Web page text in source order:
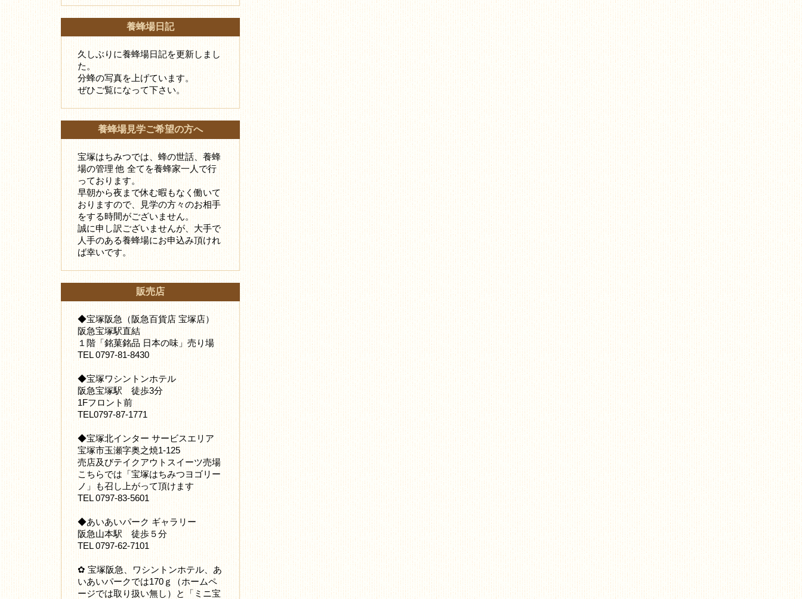
養蜂場日記
久しぶりに養蜂場日記を更新しまし
た。
分蜂の写真を上げています。
ぜひご覧になって下さい。
養蜂場見学ご希望の方へ
宝塚はちみつでは、蜂の世話、養蜂
場の管理 他 全てを養蜂家一人で行
っております。
早朝から夜まで休む暇もなく働いて
おりますので、見学の方々のお相手
をする時間がございません。
誠に申し訳ございませんが、大手で
人手のある養蜂場にお申込み頂けれ
ば幸いです。
販売店
◆宝塚阪急（阪急百貨店 宝塚店）
阪急宝塚駅直結
１階「銘菓銘品 日本の味」売り場
TEL 0797-81-8430
◆宝塚ワシントンホテル
阪急宝塚駅 徒歩3分
1Fフロント前
TEL0797-87-1771
◆宝塚北インター サービスエリア
宝塚市玉瀬字奥之焼1-125
売店及びテイクアウトスイーツ売場
こちらでは「宝塚はちみつヨゴリー
ノ」も召し上がって頂けます
TEL 0797-83-5601
◆あいあいパーク ギャラリー
阪急山本駅 徒歩５分
TEL 0797-62-7101
✿ 宝塚阪急、ワシントンホテル、あ
いあいパークでは170ｇ（ホームペ
ージでは取り扱い無し）と「ミニ宝